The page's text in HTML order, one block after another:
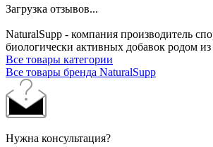
Загрузка отзывов...
NaturalSupp - компания производитель
биологически активных добавок родом
Все товары категории
Все товары бренда NaturalSupp
Нужна консультация?